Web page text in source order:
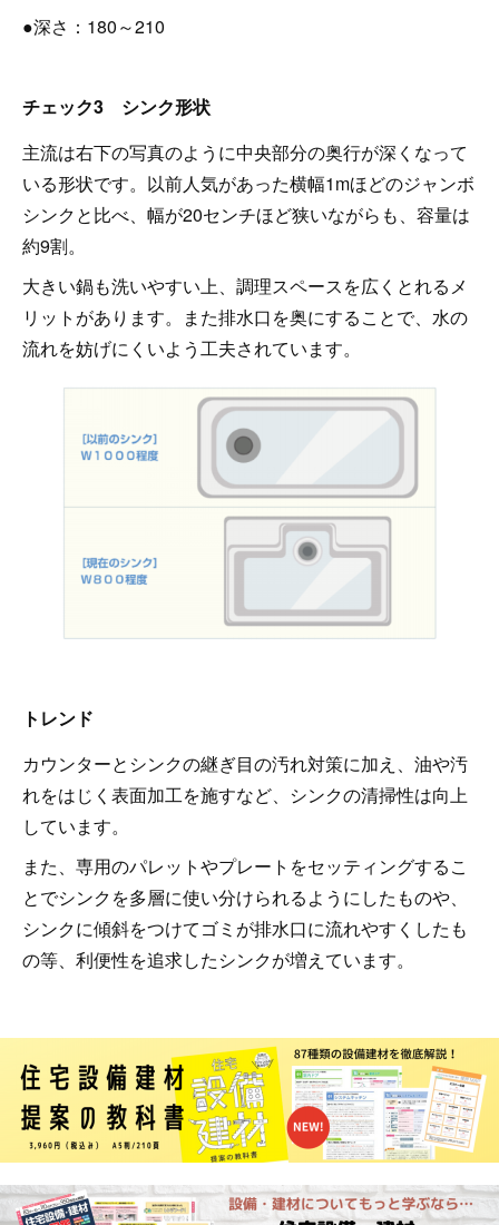
●深さ：180～210
チェック3 シンク形状
主流は右下の写真のように中央部分の奥行が深くなって
いる形状です。以前人気があった横幅1mほどのジャンボ
シンクと比べ、幅が20センチほど狭いながらも、容量は
約9割。
大きい鍋も洗いやすい上、調理スペースを広くとれるメ
リットがあります。また排水口を奥にすることで、水の
流れを妨げにくいよう工夫されています。
トレンド
カウンターとシンクの継ぎ目の汚れ対策に加え、油や汚
れをはじく表面加工を施すなど、シンクの清掃性は向上
しています。
また、専用のパレットやプレートをセッティングするこ
とでシンクを多層に使い分けられるようにしたものや、
シンクに傾斜をつけてゴミが排水口に流れやすくしたも
の等、利便性を追求したシンクが増えています。